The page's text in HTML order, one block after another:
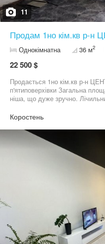
11
Продам 1но кім.кв р-н
Однокімнатна 36 м2
22 500 $
Продається 1но кім.кв р-н
п'ятиповерхівки Загальна
ніша, що дуже зручно.
дахом проблем немає
Фото в особисті повідомлення.
Коростень